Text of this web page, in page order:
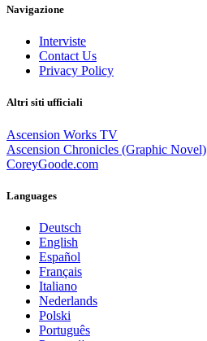
Navigazione
Interviste
Contact Us
Privacy Policy
Altri siti ufficiali
Ascension Works TV
Ascension Chronicles (Graphic Novel)
CoreyGoode.com
Languages
Deutsch
English
Español
Français
Italiano
Nederlands
Polski
Português